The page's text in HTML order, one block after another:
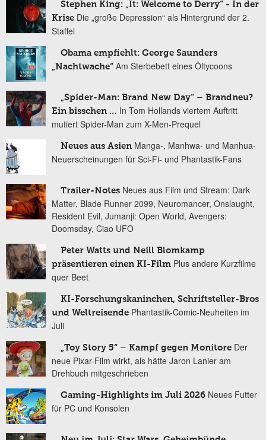
Stephen King: „It: Welcome to Derry“ - In der
Krise Die „große Depression“ als Hintergrund der 2.
Staffel
Obama empfiehlt: George Saunders
„Nachtwache“ Am Sterbebett eines Öltycoons
„Spider-Man: Brand New Day“ – Brandneu?
Ein bisschen … In Tom Hollands viertem Auftritt
mutiert Spider-Man zum X-Men-Prequel
Neues aus Asien Manga-, Manhwa- und Manhua-
Neuerscheinungen für Sci-Fi- und Phantastik-Fans
Trailer-Notes Neues aus Film und Stream: Dark
Matter, Blade Runner 2099, Neuromancer, Onslaught,
Resident Evil, Jumanji: Open World, Avengers:
Doomsday, Ciao UFO
Peter Watts und Neill Blomkamp
präsentieren einen KI-Film Plus andere Kurzfilme
quer Beet
KI-Forschungskaninchen, Schriftsteller-Bros
und Weltreisende Phantastik-Comic-Neuheiten im
Juli
„Toy Story 5“ – Kampf gegen Monitore Der
neue Pixar-Film wirkt, als hätte Jaron Lanier am
Drehbuch mitgeschrieben
Gaming-Highlights im Juli 2026 Neues Futter
für PC und Konsolen